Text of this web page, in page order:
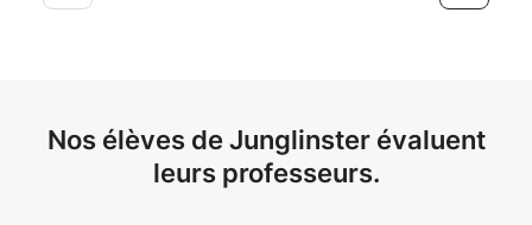
NumPy. Intelligence Artificielle : Initiation au Machine
Learning avec Scikit-learn. Automatisation et Web
Scraping : Interaction avec des API et extraction de
adaptés à votre niveau, du débutant au trader plus
Profile et les zones de liquidité Lecture des patterns
chartistes et des structures de marché Gestion des
risques et psychologie du trading Application sur CFD
Nos élèves de Junglinster évaluent
leurs professeurs.